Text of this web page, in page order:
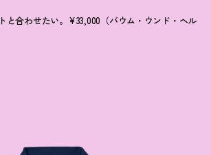
と合わせたい。¥33,000（バウム・ウンド・ヘル